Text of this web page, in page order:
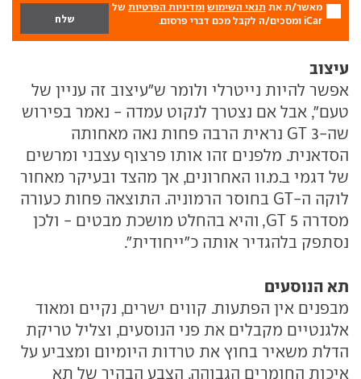
מאשר/ת את תנאי השימוש ומדיניות הפרטיות של
iCar ומסכים/ה לקבל מכם דברי פרסום.
עיצוב
אפשר להיות נייטרלי ולומר ש"עיצוב זה עניין של
טעם", אבל אם נצטרך לנקוט עמדה - נאמר בפירוש
שה-3 GT נראית הרבה פחות נאה מאחותה
הסדאנית. מלפנים זהו אותו פרצוף עצבני ומרשים
של דגמי ב.מ.וו האחרונים, אך מהצד ובעיקר מאחור
לוקה ה-GT בחוסר הרמוניה. התוצאה פחות כעורה
מסדרה 5 GT, והיא בהחלט מושכת מבטים - ולכן
נסתפק בלהגדיר אותה כ"ייחודית".
תא הנוסעים
מבפנים אין הפתעות. קווים ישרים, נקיים ומאוד
אלגנטיים מקבלים את פני הנוסעים, וצליל טריקת
הדלת משאיר בחוץ את טרדות היומיום ומצביע על
איכות החומרים הגבוהה. הצבע הבהיר של תא